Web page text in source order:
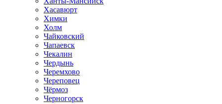
Хасавюрт
Химки
Холм
Чайковский
Чапаевск
Чекалин
Чердынь
Черемхово
Череповец
Чёрмоз
Черногорск